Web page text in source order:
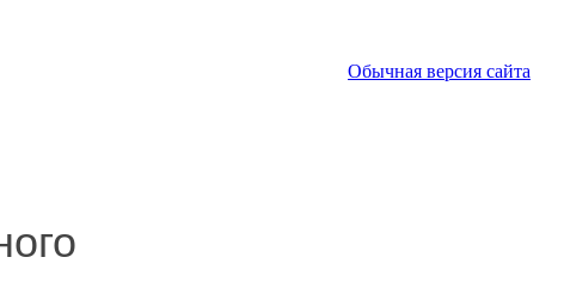
Обычная версия сайта